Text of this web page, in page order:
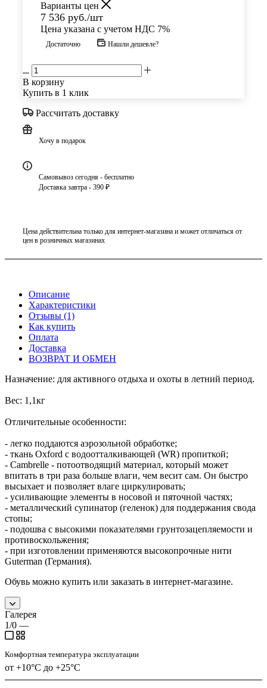
Варианты цен
7 536 руб./шт
Цена указана с учетом НДС 7%
Достаточно Нашли дешевле?
В корзину
Купить в 1 клик
Рассчитать доставку
Хочу в подарок
Самовывоз сегодня - бесплатно
Доставка завтра - 390 ₽
Цена действительна только для интернет-магазина и может отличаться от
цен в розничных магазинах
Описание
Характеристики
Отзывы (1)
Как купить
Оплата
Доставка
ВОЗВРАТ И ОБМЕН
Назначение: для активного отдыха и охоты в летний период.
Вес: 1,1кг
Отличительные особенности:
- легко поддаются аэрозольной обработке;
- ткань Oxford с водоотталкивающей (WR) пропиткой;
- Cambrelle - потоотводящий материал, который может
впитать в три раза больше влаги, чем весит сам. Он быстро
высыхает и позволяет влаге циркулировать;
- усиливающие элементы в носовой и пяточной частях;
- металлический супинатор (геленок) для поддержания свода
стопы;
- подошва с высокими показателями грунтозацепляемости и
противоскольжения;
- при изготовлении применяются высокопрочные нити
Guterman (Германия).
Обувь можно купить или заказать в интернет-магазине.
Галерея
1/0 —
Комфортная температура эксплуатации
от +10°С до +25°С